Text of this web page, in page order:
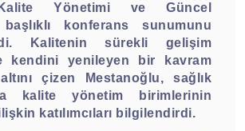
Kalite Yönetimi ve Güncel
başlıklı konferans sunumunu
Kalitenin sürekli gelişim
kendini yenileyen bir kavram
çizen Mestanoğlu, sağlık
kalite yönetim birimlerinin
katılımcıları bilgilendirdi.